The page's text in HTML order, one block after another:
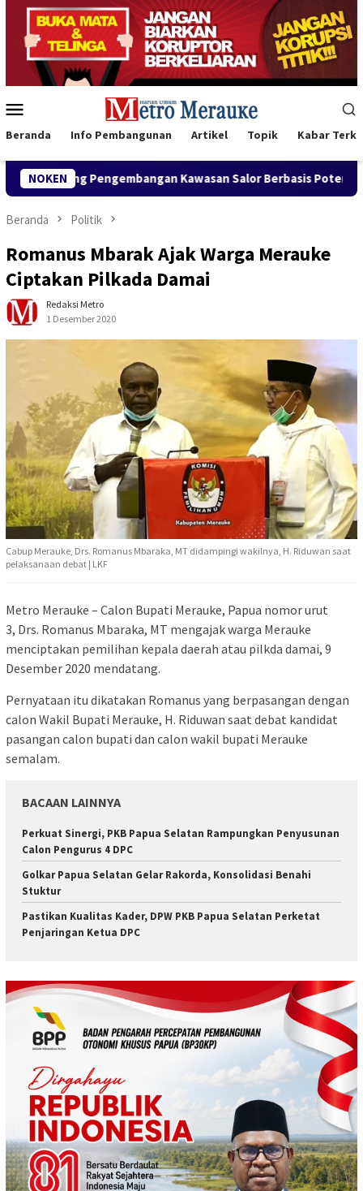
Loncat
konten
Mobile
Beranda Info Pembangunan Artikel Topik Kabar
NOKEN Kawasan Salor Berbasis Potensi Lokal
Beranda Politik
Romanus Mbarak Ajak Warga Merauke
Ciptakan Pilkada Damai
Redaksi Metro
1 Desember 2020
Cabup Merauke, Drs. Romanus Mbaraka, MT didampingi wakilnya, H. Riduwan saat
pelaksanaan debat | LKF
Metro Merauke – Calon Bupati Merauke, Papua nomor urut
3, Drs. Romanus Mbaraka, MT mengajak warga Merauke
menciptakan pemilihan kepala daerah atau pilkda damai, 9
Desember 2020 mendatang.
Pernyataan itu dikatakan Romanus yang berpasangan dengan
calon Wakil Bupati Merauke, H. Riduwan saat debat kandidat
pasangan calon bupati dan calon wakil bupati Merauke
semalam.
BACAAN LAINNYA
Perkuat Sinergi, PKB Papua Selatan Rampungkan Penyusunan
Calon Pengurus 4 DPC
Golkar Papua Selatan Gelar Rakorda, Konsolidasi Benahi
Stuktur
Pastikan Kualitas Kader, DPW PKB Papua Selatan Perketat
Penjaringan Ketua DPC